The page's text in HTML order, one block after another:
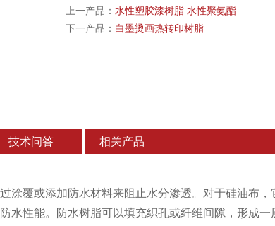
上一产品：水性塑胶漆树脂 水性聚氨酯
下一产品： 白墨烫画热转印树脂
技术问答 相关产品
涂覆或添加防水材料来阻止水分渗透。对于硅油布
水性能。防水树脂可以填充织孔或纤维间隙，形成